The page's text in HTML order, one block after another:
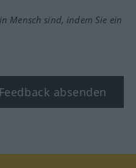
Mensch sind, indem Sie ein
Feedback absenden